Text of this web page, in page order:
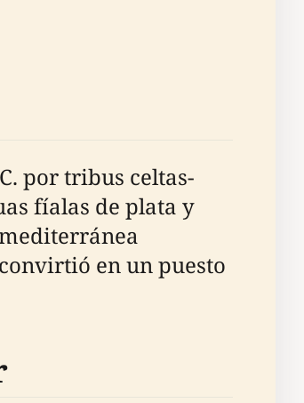
por tribus celtas-
fíalas de plata y
en un puesto